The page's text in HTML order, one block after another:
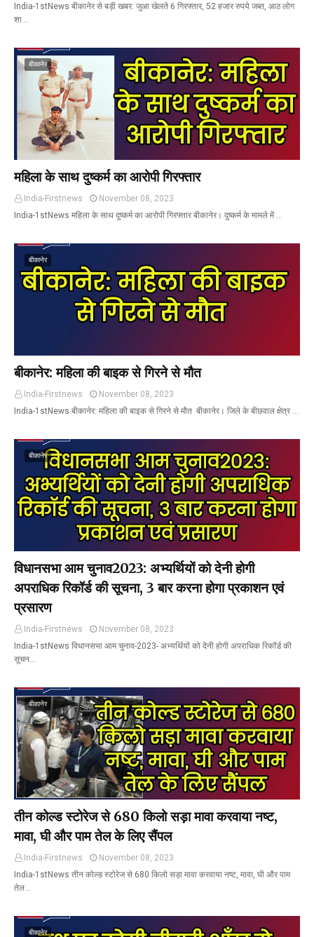
India-1stNews बीकानेर से बड़ी खबर: जुआ खेलते 6 गिरफ्तार, 52 हजार रुपये जब्त, आठ लोग
शा…
बीकानेर
महिला के साथ दुष्कर्म का आरोपी गिरफ्तार
India-Firstnews
November 08, 2023
India-1stNews महिला के साथ दुष्कर्म का आरोपी गिरफ्तार बीकानेर। दुष्कर्म के मामले में …
बीकानेर
बीकानेर: महिला की बाइक से गिरने से मौत
India-Firstnews
November 08, 2023
India-1stNews बीकानेर: महिला की बाइक से गिरने से मौत बीकानेर। जिले के बीछवाल क्षेत्र …
बीकानेर
विधानसभा आम चुनाव2023: अभ्यर्थियों को देनी होगी
अपराधिक रिकॉर्ड की सूचना, 3 बार करना होगा प्रकाशन एवं
प्रसारण
India-Firstnews
November 08, 2023
India-1stNews विधानसभा आम चुनाव-2023- अभ्यर्थियों को देनी होगी अपराधिक रिकॉर्ड की
सूचन…
बीकानेर
तीन कोल्ड स्टोरेज से 680 किलो सड़ा मावा करवाया नष्ट,
मावा, घी और पाम तेल के लिए सैंपल
India-Firstnews
November 08, 2023
India-1stNews तीन कोल्ड स्टोरेज से 680 किलो सड़ा मावा करवाया नष्ट, मावा, घी और पाम
तेल…
बीकानेर